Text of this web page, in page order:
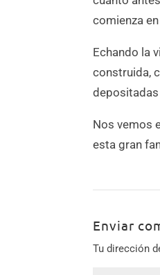
comienza
Echando la
construida,
Nos vemos
esta gran
Enviar
Tu dirección